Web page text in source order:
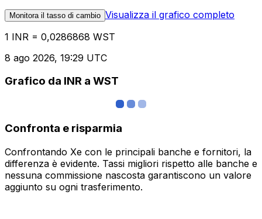
Monitora il tasso di cambio Visualizza il grafico completo
1 INR = 0,0286868 WST
8 ago 2026, 19:29 UTC
Grafico da INR a WST
Confronta e risparmia
Confrontando Xe con le principali banche e fornitori, la
differenza è evidente. Tassi migliori rispetto alle banche e
nessuna commissione nascosta garantiscono un valore
aggiunto su ogni trasferimento.